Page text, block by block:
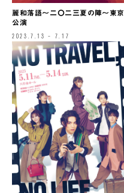
麗和落語～二〇二三夏の陣～東京
公演
2023.7.13 – 7.17